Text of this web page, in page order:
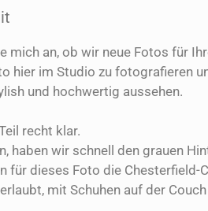
mich an, ob wir neue Fotos für
hier im Studio zu fotografieren
und hochwertig aussehen.
recht klar.
haben wir schnell den grauen
für dieses Foto die Chesterfield-
mit Schuhen auf der